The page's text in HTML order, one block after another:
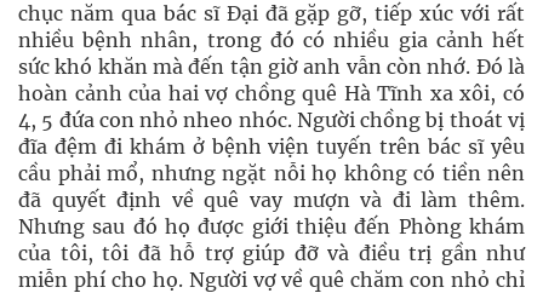
chục năm qua bác sĩ Đại đã gặp gỡ, tiếp xúc với rất
nhiều bệnh nhân, trong đó có nhiều gia cảnh hết
sức khó khăn mà đến tận giờ anh vẫn còn nhớ. Đó là
hoàn cảnh của hai vợ chồng quê Hà Tĩnh xa xôi, có
4, 5 đứa con nhỏ nheo nhóc. Người chồng bị thoát vị
đĩa đệm đi khám ở bệnh viện tuyến trên bác sĩ yêu
cầu phải mổ, nhưng ngặt nỗi họ không có tiền nên
đã quyết định về quê vay mượn và đi làm thêm.
Nhưng sau đó họ được giới thiệu đến Phòng khám
của tôi, tôi đã hỗ trợ giúp đỡ và điều trị gần như
miễn phí cho họ. Người vợ về quê chăm con nhỏ chỉ